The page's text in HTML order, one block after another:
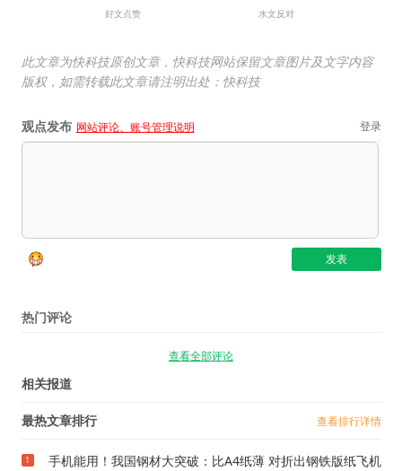
好文点赞 水文反对
此文章为快科技原创文章，快科技网站保留文章图片及文字内容
版权，如需转载此文章请注明出处：快科技
观点发布 网站评论、账号管理说明 登录
热门评论
查看全部评论
相关报道
最热文章排行 查看排行详情
1 手机能用！我国钢材大突破：比A4纸薄 对折出钢铁版纸飞机